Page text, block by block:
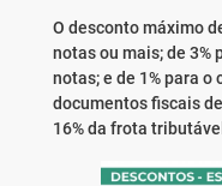
O desconto máximo
notas ou mais; de 3%
notas; e de 1% para
documentos fiscais
16% da frota